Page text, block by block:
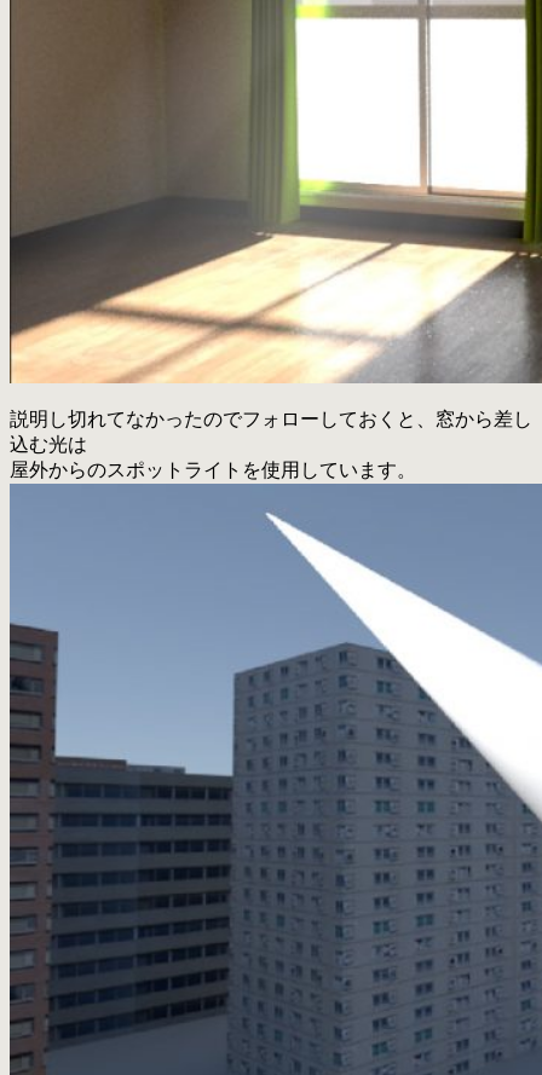
説明し切れてなかったのでフォローしておくと、窓から差し
込む光は
屋外からのスポットライトを使用しています。